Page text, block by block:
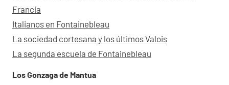
Francia
Italianos en Fontainebleau
La sociedad cortesana y los últimos Valois
La segunda escuela de Fontainebleau
Los Gonzaga de Mantua